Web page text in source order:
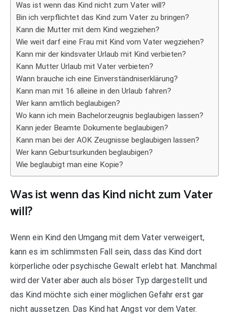
Was ist wenn das Kind nicht zum Vater will?
Bin ich verpflichtet das Kind zum Vater zu bringen?
Kann die Mutter mit dem Kind wegziehen?
Wie weit darf eine Frau mit Kind vom Vater wegziehen?
Kann mir der kindsvater Urlaub mit Kind verbieten?
Kann Mutter Urlaub mit Vater verbieten?
Wann brauche ich eine Einverständniserklärung?
Kann man mit 16 alleine in den Urlaub fahren?
Wer kann amtlich beglaubigen?
Wo kann ich mein Bachelorzeugnis beglaubigen lassen?
Kann jeder Beamte Dokumente beglaubigen?
Kann man bei der AOK Zeugnisse beglaubigen lassen?
Wer kann Geburtsurkunden beglaubigen?
Wie beglaubigt man eine Kopie?
Was ist wenn das Kind nicht zum Vater
will?
Wenn ein Kind den Umgang mit dem Vater verweigert,
kann es im schlimmsten Fall sein, dass das Kind dort
körperliche oder psychische Gewalt erlebt hat. Manchmal
wird der Vater aber auch als böser Typ dargestellt und
das Kind möchte sich einer möglichen Gefahr erst gar
nicht aussetzen. Das Kind hat Angst vor dem Vater.